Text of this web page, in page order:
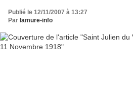
Publié le 12/11/2007 à 13:27
Par lamure-info